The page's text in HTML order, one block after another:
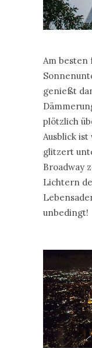
Am besten
genießt
plötzlich
Ausblick
glitzert
Broadway
Lichtern
unbedingt!